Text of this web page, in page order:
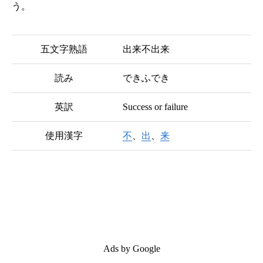
う。
五文字熟語 出来不出来
読み できふでき
英訳 Success or failure
使用漢字 不 出 来
Ads by Google